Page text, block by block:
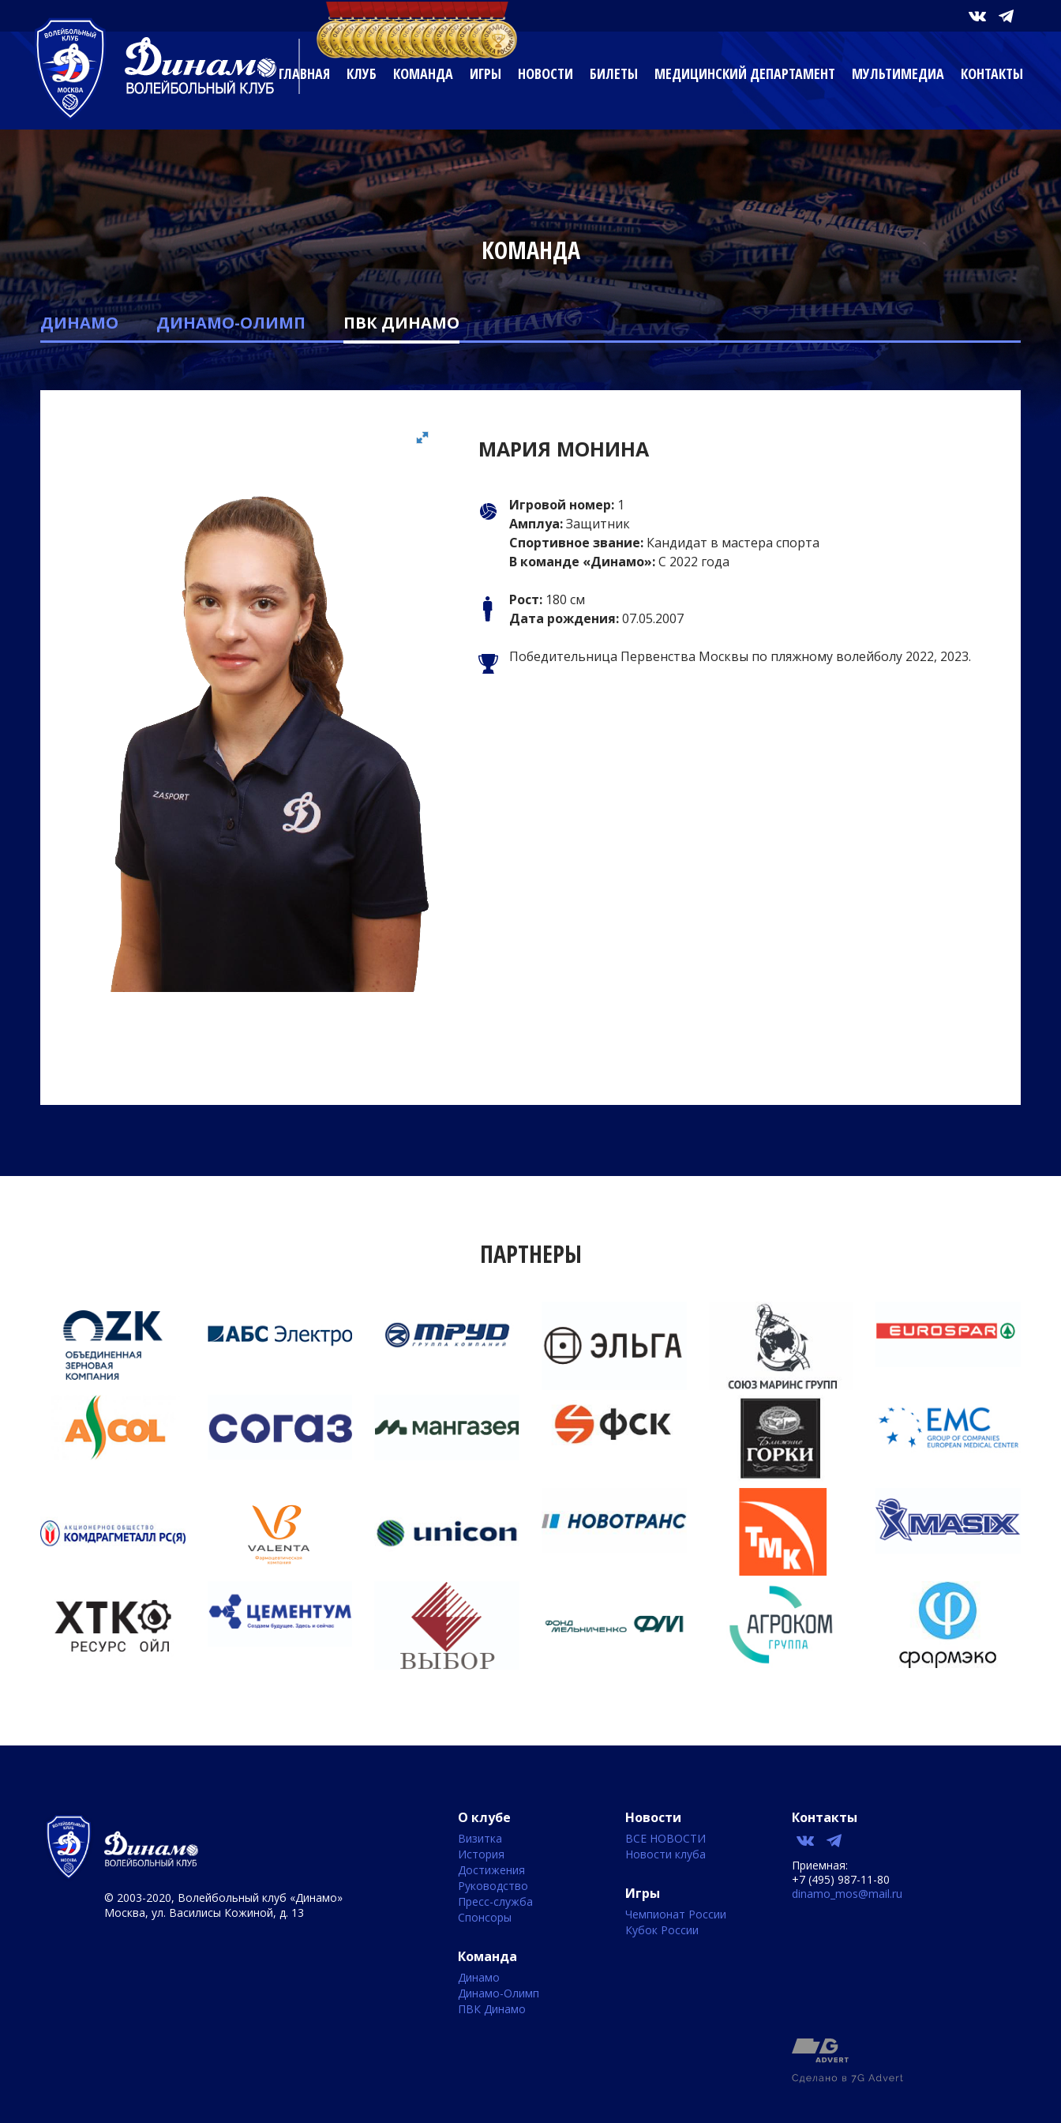
ГЛАВНАЯ КЛУБ КОМАНДА ИГРЫ НОВОСТИ БИЛЕТЫ МЕДИЦИНСКИЙ ДЕПАРТАМЕНТ МУЛЬТИМЕДИА КОНТАКТЫ
КОМАНДА
ДИНАМО ДИНАМО-ОЛИМП ПВК ДИНАМО
МАРИЯ МОНИНА
Игровой номер:1
Амплуа:Защитник
Спортивное звание:Кандидат в мастера спорта
В команде «Динамо»:С 2022 года
Рост:180 см
Дата рождения:07.05.2007
Победительница Первенства Москвы по пляжному волейболу 2022, 2023.
ПАРТНЕРЫ
© 2003-2020, Волейбольный клуб «Динамо»
Москва, ул. Василисы Кожиной, д. 13
О клубе
Визитка
История
Достижения
Руководство
Пресс-служба
Спонсоры
Команда
Динамо
Динамо-Олимп
ПВК Динамо
Новости
ВСЕ НОВОСТИ
Новости клуба
Игры
Чемпионат России
Кубок России
Контакты
Приемная:
+7 (495) 987-11-80
dinamo_mos@mail.ru